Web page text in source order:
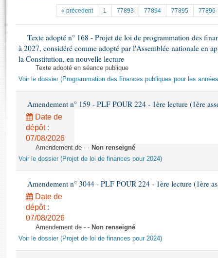
Documents parlementaires
Propositions de loi
Amendements
Textes adoptés
Rapports sur l'application des lois
Baromètre de l’application des lois
Dossiers législatifs
Questions écrites et orales
Comptes rendus des débats
Histoire
Juniors
Anciennes législatures
Liens vers les sites publics
Les archives
Photos libres de droit
« précedent 1 77893 77894 77895 77896
Texte adopté n° 168 - Projet de loi de programmation des
à 2027, considéré comme adopté par l'Assemblée nationale en
la Constitution, en nouvelle lecture
Texte adopté en séance publique
Voir le dossier (Programmation des finances publiques pour les
Amendement n° 159 - PLF POUR 224 - 1ère lecture (1ère
Date de
dépôt :
07/08/2026
Amendement de - - Non renseigné
Voir le dossier (Projet de loi de finances pour 2024)
Amendement n° 3044 - PLF POUR 224 - 1ère lecture (1ère
Date de
dépôt :
07/08/2026
Amendement de - - Non renseigné
Voir le dossier (Projet de loi de finances pour 2024)